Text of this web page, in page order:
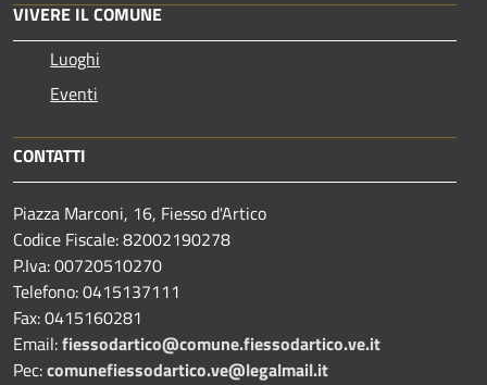
VIVERE IL COMUNE
Luoghi
Eventi
CONTATTI
Piazza Marconi, 16, Fiesso d'Artico
Codice Fiscale: 82002190278
P.Iva: 00720510270
Telefono:0415137111
Fax:0415160281
Email:fiessodartico@comune.fiessodartico.ve.it
Pec:comunefiessodartico.ve@legalmail.it